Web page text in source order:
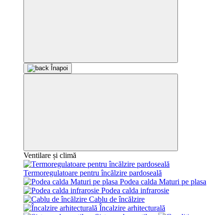
Înapoi
Ventilare și climă
Termoregulatoare pentru încălzire pardoseală
Podea calda Maturi pe plasa
Podea calda infrarosie
Cablu de încălzire
Încalzire arhitecturală